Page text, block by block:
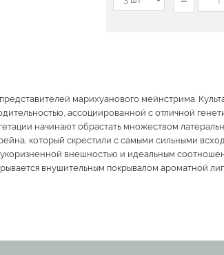
марихуанового мейнстрима.
ассоциированной с отличной
начинают обрастать множеством
который скрестили с самыми сильными
внешностью и идеальным
внушительным покрывалом ароматной